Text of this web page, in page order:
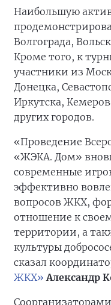
Наибольшую
Волгограда,
Кроме того, к
участники из
Донецка,
Иркутска,
других городов.
«Проведение
«ЖЭКА. Дом»
современные
эффективно
вопросов ЖКХ,
отношение к
территории, а
культуры
сказал
ЖКХ» Александр